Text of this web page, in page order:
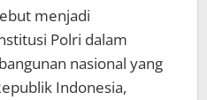
menjadi
Polri dalam
nasional yang
Indonesia,